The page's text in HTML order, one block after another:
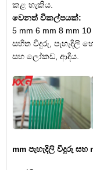
කළ හැකිය.
වෙනත් විකල්පයක්:
5 mm 6 mm 8 mm
සහිත වීදුරු, පැහැදිලි
සහ ලෝකඩ, ආදිය.
mm පැහැදිලි වීදුරු